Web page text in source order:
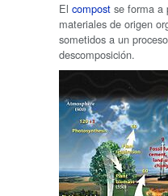
El compost se forma a
materiales de origen
sometidos a un
descomposición.